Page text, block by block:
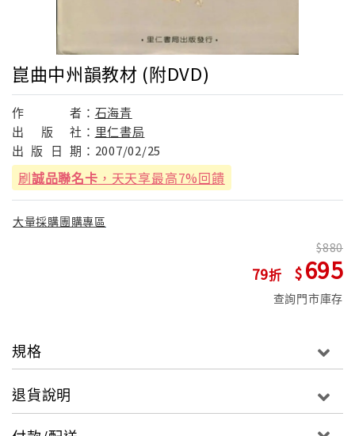
崑曲中州韻教材 (附DVD)
作 者： 石海青
出
版 社： 里仁書局
出 版 日 期： 2007/02/25
刷誠品聯名卡 ，天天享最高7%回饋
大量採購團購專區
79
880
695
查詢門市庫存
規格
退貨說明